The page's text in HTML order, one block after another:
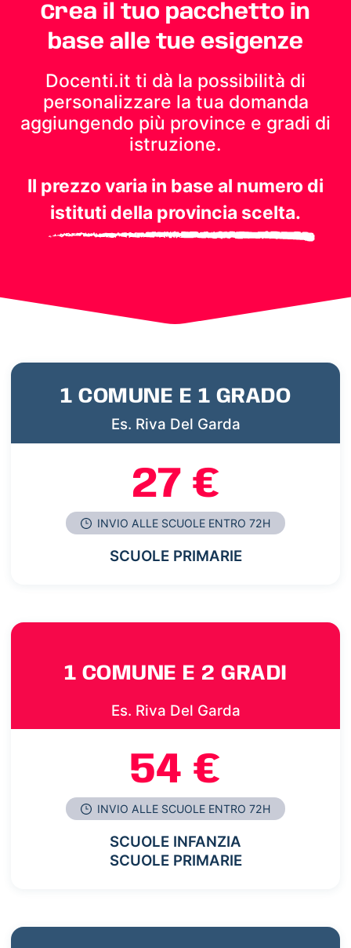
Crea il tuo pacchetto in
base alle tue esigenze
Docenti.it ti dà la possibilità di
personalizzare la tua domanda
aggiungendo più province e gradi di
istruzione.
Il prezzo varia in base al numero di
istituti della provincia scelta.
1 COMUNE E 1 GRADO
Es. Riva Del Garda
27 €
INVIO ALLE SCUOLE ENTRO 72H
SCUOLE PRIMARIE
1 COMUNE E 2 GRADI
Es. Riva Del Garda
54 €
INVIO ALLE SCUOLE ENTRO 72H
SCUOLE INFANZIA
SCUOLE PRIMARIE